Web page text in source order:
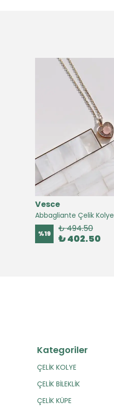
Vesce
Abbagliante Çelik Kolye
%19 ₺ 494.50
₺ 402.50
Kategoriler
ÇELİK KOLYE
ÇELİK BİLEKLİK
ÇELİK KÜPE